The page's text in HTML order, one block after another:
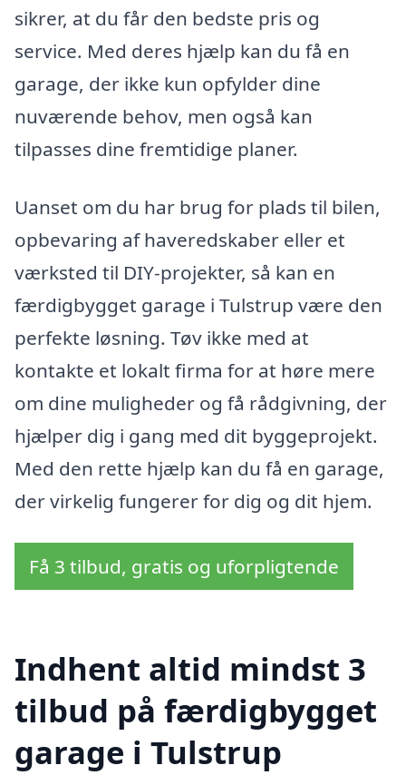
sikrer, at du får den bedste pris og
service. Med deres hjælp kan du få en
garage, der ikke kun opfylder dine
nuværende behov, men også kan
tilpasses dine fremtidige planer.
Uanset om du har brug for plads til bilen,
opbevaring af haveredskaber eller et
værksted til DIY-projekter, så kan en
færdigbygget garage i Tulstrup være den
perfekte løsning. Tøv ikke med at
kontakte et lokalt firma for at høre mere
om dine muligheder og få rådgivning, der
hjælper dig i gang med dit byggeprojekt.
Med den rette hjælp kan du få en garage,
der virkelig fungerer for dig og dit hjem.
Få 3 tilbud, gratis og uforpligtende
Indhent altid mindst 3
tilbud på færdigbygget
garage i Tulstrup